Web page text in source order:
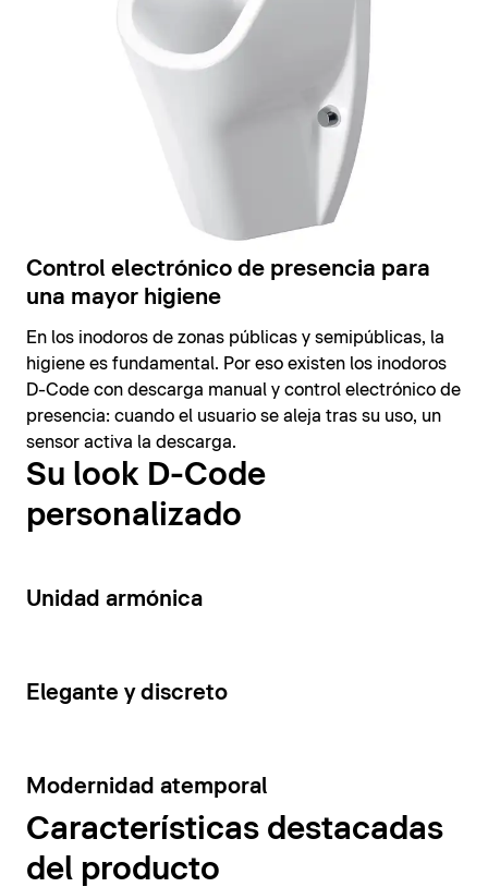
Control electrónico de presencia para
una mayor higiene
En los inodoros de zonas públicas y semipúblicas, la
higiene es fundamental. Por eso existen los inodoros
D-Code con descarga manual y control electrónico de
presencia: cuando el usuario se aleja tras su uso, un
sensor activa la descarga.
Su look D-Code
personalizado
14
Unidad armónica
15
Elegante y discreto
10
Modernidad atemporal
Características destacadas
del producto